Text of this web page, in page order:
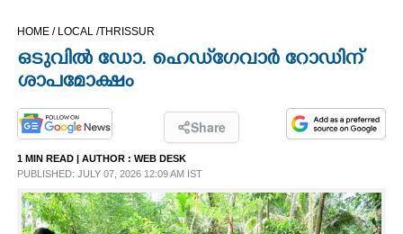
LIFESTYLE
HOME / LOCAL /THRISSUR
ഒടുവിൽ ഡോ. ഹെഡ്‌ഗേവാർ റോഡിന്
ശാപമോക്ഷം
Share
1 MIN READ | AUTHOR : WEB DESK
PUBLISHED: JULY 07, 2026 12:09 AM IST